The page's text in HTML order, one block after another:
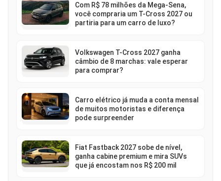
Com R$ 78 milhões da Mega-Sena,
você compraria um T-Cross 2027 ou
partiria para um carro de luxo?
Volkswagen T-Cross 2027 ganha
câmbio de 8 marchas: vale esperar
para comprar?
Carro elétrico já muda a conta mensal
de muitos motoristas e diferença
pode surpreender
Fiat Fastback 2027 sobe de nível,
ganha cabine premium e mira SUVs
que já encostam nos R$ 200 mil